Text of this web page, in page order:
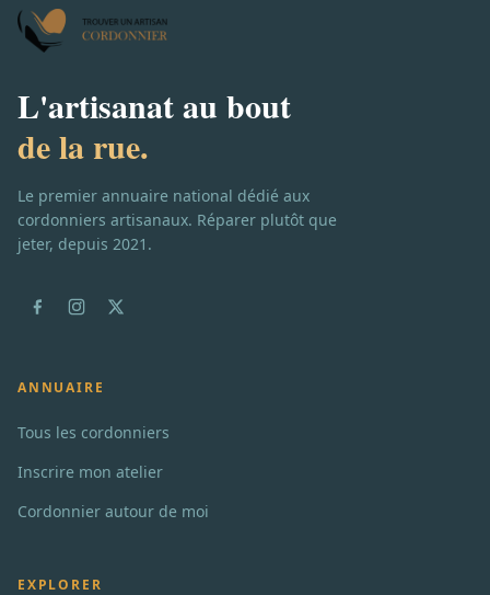
L'artisanat au bout
de la rue.
Le premier annuaire national dédié aux
cordonniers artisanaux. Réparer plutôt que
jeter, depuis 2021.
ANNUAIRE
Tous les cordonniers
Inscrire mon atelier
Cordonnier autour de moi
EXPLORER